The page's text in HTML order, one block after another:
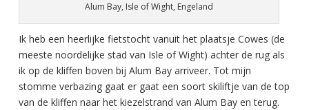
Alum Bay, Isle of Wight, Engeland
Ik heb een heerlijke fietstocht vanuit het plaatsje Cowes (de
meeste noordelijke stad van Isle of Wight) achter de rug als
ik op de kliffen boven bij Alum Bay arriveer. Tot mijn
stomme verbazing gaat er gaat een soort skiliftje van de top
van de kliffen naar het kiezelstrand van Alum Bay en terug.